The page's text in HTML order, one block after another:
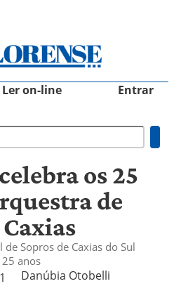
Ler on-line Entrar
os 25
de
Sopros de Caxias do Sul
anos
Danúbia Otobelli 